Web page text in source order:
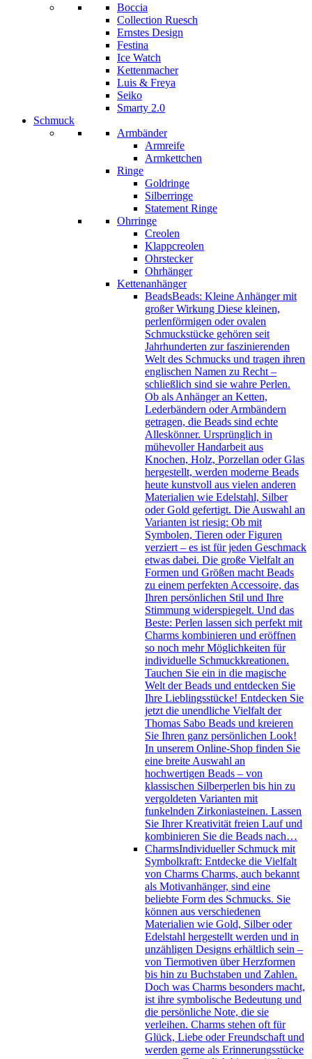
Boccia
Collection Ruesch
Ernstes Design
Festina
Ice Watch
Kettenmacher
Luis & Freya
Seiko
Smarty 2.0
Schmuck
Armbänder
Armreife
Armkettchen
Ringe
Goldringe
Silberringe
Statement Ringe
Ohrringe
Creolen
Klappcreolen
Ohrstecker
Ohrhänger
Kettenanhänger
BeadsBeads: Kleine Anhänger mit
großer Wirkung Diese kleinen,
perlenförmigen oder ovalen
Schmuckstücke gehören seit
Jahrhunderten zur faszinierenden
Welt des Schmucks und tragen ihren
englischen Namen zu Recht –
schließlich sind sie wahre Perlen.
Ob als Anhänger an Ketten,
Lederbändern oder Armbändern
getragen, die Beads sind echte
Alleskönner. Ursprünglich in
mühevoller Handarbeit aus
Knochen, Holz, Porzellan oder Glas
hergestellt, werden moderne Beads
heute kunstvoll aus vielen anderen
Materialien wie Edelstahl, Silber
oder Gold gefertigt. Die Auswahl an
Varianten ist riesig: Ob mit
Symbolen, Tieren oder Figuren
verziert – es ist für jeden Geschmack
etwas dabei. Die große Vielfalt an
Formen und Größen macht Beads
zu einem perfekten Accessoire, das
Ihren persönlichen Stil und Ihre
Stimmung widerspiegelt. Und das
Beste: Perlen lassen sich perfekt mit
Charms kombinieren und eröffnen
so noch mehr Möglichkeiten für
individuelle Schmuckkreationen.
Tauchen Sie ein in die magische
Welt der Beads und entdecken Sie
Ihre Lieblingsstücke! Entdecken Sie
jetzt die unendliche Vielfalt der
Thomas Sabo Beads und kreieren
Sie Ihren ganz persönlichen Look!
In unserem Online-Shop finden Sie
eine breite Auswahl an
hochwertigen Beads – von
klassischen Silberperlen bis hin zu
vergoldeten Varianten mit
funkelnden Zirkoniasteinen. Lassen
Sie Ihrer Kreativität freien Lauf und
kombinieren Sie die Beads nach…
CharmsIndividueller Schmuck mit
Symbolkraft: Entdecke die Vielfalt
von Charms Charms, auch bekannt
als Motivanhänger, sind eine
beliebte Form des Schmucks. Sie
können aus verschiedenen
Materialien wie Gold, Silber oder
Edelstahl hergestellt werden und in
unzähligen Designs erhältlich sein –
von Tiermotiven über Herzformen
bis hin zu Buchstaben und Zahlen.
Doch was Charms besonders macht,
ist ihre symbolische Bedeutung und
die persönliche Note, die sie
verleihen. Charms stehen oft für
Glück, Liebe oder Freundschaft und
werden gerne als Erinnerungsstücke